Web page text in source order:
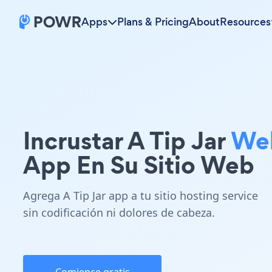
Apps Plans & PricingAboutResources
Incrustar A Tip Jar
App En Su Sitio Web
Agrega A Tip Jar app a tu sitio hosting service
sin codificación ni dolores de cabeza.